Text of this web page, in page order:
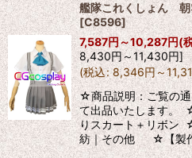
艦隊これくしょん
[C8596]
7,587円～10,287円(
8,430円～11,430円]
(税込: 8,346円～
☆商品説明：ご覧の
て出品いたします。
りスカート＋リボ
紡｜その他 ☆【製